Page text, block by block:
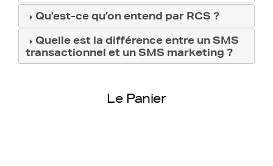
Qu'est-ce qu’on entend par RCS ?
Quelle est la différence entre un SMS
transactionnel et un SMS marketing ?
Le Panier